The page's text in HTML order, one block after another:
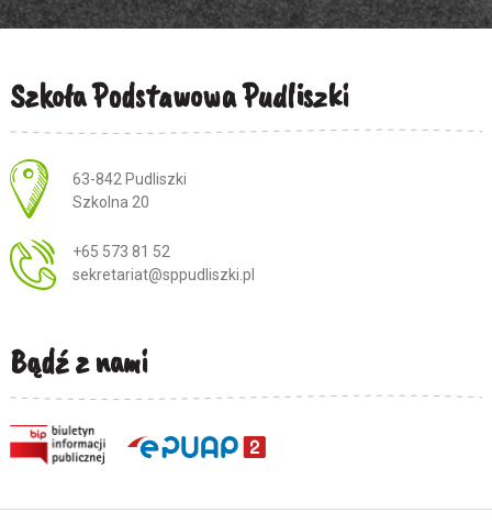
Szkoła Podstawowa Pudliszki
Adres pocztowy:
63-842 Pudliszki
Szkolna 20
+65 573 81 52
sekretariat@sppudliszki.pl
Bądź z nami